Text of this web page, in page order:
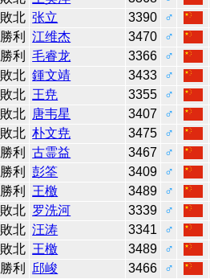
敗北 张立 3390
♂
勝利 江维杰 3470
♂
勝利 毛睿龙 3366
♂
敗北 鍾文靖 3433
♂
敗北 王尭 3355
♂
敗北 唐韦星 3407
♂
敗北 朴文尭 3475
♂
勝利 古霊益 3467
♂
勝利 彭筌 3409
♂
勝利 王檄 3489
♂
敗北 罗洗河 3339
♂
敗北 汪涛 3341
♂
敗北 王檄 3489
♂
勝利 邱峻 3466
♂